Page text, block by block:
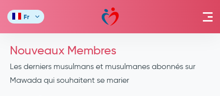
Fr
Nouveaux Membres
Les derniers musulmans et musulmanes abonnés sur
Mawada qui souhaitent se marier